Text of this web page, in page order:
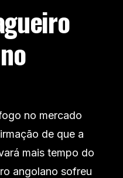
no mercado
de que a
mais tempo do
angolano sofreu